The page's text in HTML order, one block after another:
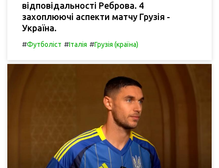
відповідальності Реброва. 4
захоплюючі аспекти матчу Грузія -
Україна.
#Футболіст #Італія #Грузія (країна)